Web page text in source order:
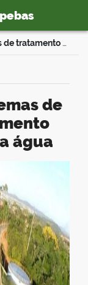
Investimentos nos sistemas de tratamento e abastecimento garantem qualidade da água
água